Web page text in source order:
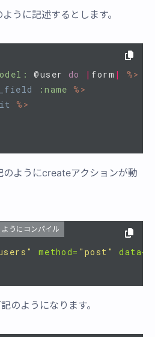
うに記述するとします。
@user do | form |
%>
:name %>
%>
のようにcreateアクションが動
うにコンパイル
method= "post" data-
のようになります。